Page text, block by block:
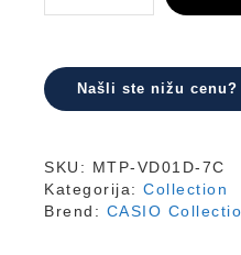
7C
Našli ste nižu cenu?
SKU: MTP-VD01D-7C
Kategorija: Collection
Brend: CASIO